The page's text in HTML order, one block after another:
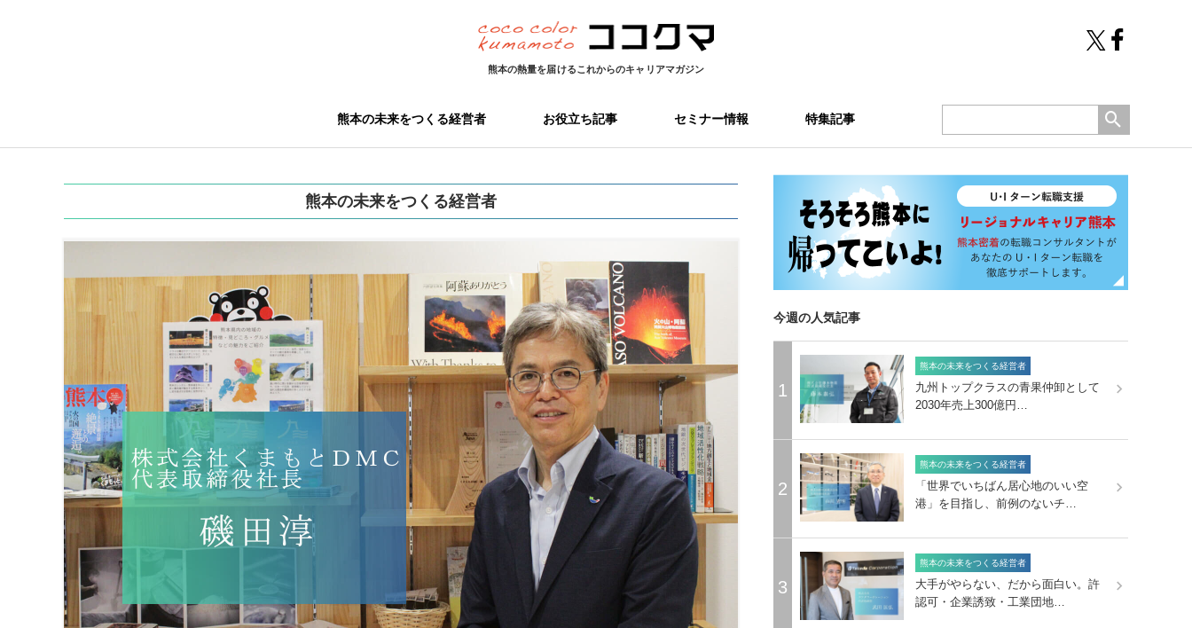
熊本の熱量を届けるこれからのキャリアマガジン
熊本の未来をつくる経営者 お役立ち記事 セミナー情報 特集記事
熊本の未来をつくる経営者
今週の人気記事
1
熊本の未来をつくる経営者
九州トップクラスの青果仲卸として
2030年売上300億円…
2
熊本の未来をつくる経営者
「世界でいちばん居心地のいい空
港」を目指し、前例のないチ…
3
熊本の未来をつくる経営者
大手がやらない、だから面白い。許
認可・企業誘致・工業団地…